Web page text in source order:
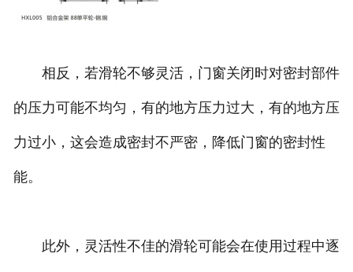
相反，若滑轮不够灵活，门窗关闭时对密封部件
的压力可能不均匀，有的地方压力过大，有的地方压
力过小，这会造成密封不严密，降低门窗的密封性
能。
此外，灵活性不佳的滑轮可能会在使用过程中逐